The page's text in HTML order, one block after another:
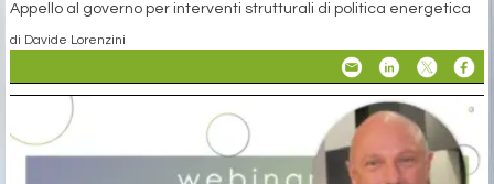
Appello al governo per interventi strutturali di politica energetica
di Davide Lorenzini